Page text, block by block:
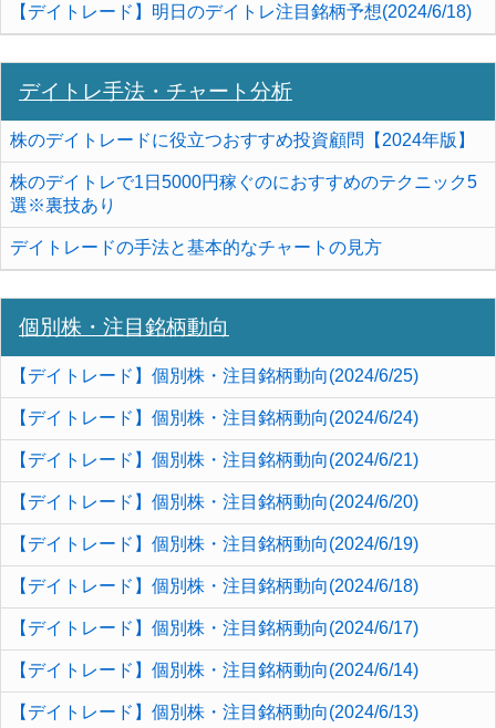
【デイトレード】明日のデイトレ注目銘柄予想(2024/6/18)
デイトレ手法・チャート分析
株のデイトレードに役立つおすすめ投資顧問【2024年版】
株のデイトレで1日5000円稼ぐのにおすすめのテクニック5
選※裏技あり
デイトレードの手法と基本的なチャートの見方
個別株・注目銘柄動向
【デイトレード】個別株・注目銘柄動向(2024/6/25)
【デイトレード】個別株・注目銘柄動向(2024/6/24)
【デイトレード】個別株・注目銘柄動向(2024/6/21)
【デイトレード】個別株・注目銘柄動向(2024/6/20)
【デイトレード】個別株・注目銘柄動向(2024/6/19)
【デイトレード】個別株・注目銘柄動向(2024/6/18)
【デイトレード】個別株・注目銘柄動向(2024/6/17)
【デイトレード】個別株・注目銘柄動向(2024/6/14)
【デイトレード】個別株・注目銘柄動向(2024/6/13)